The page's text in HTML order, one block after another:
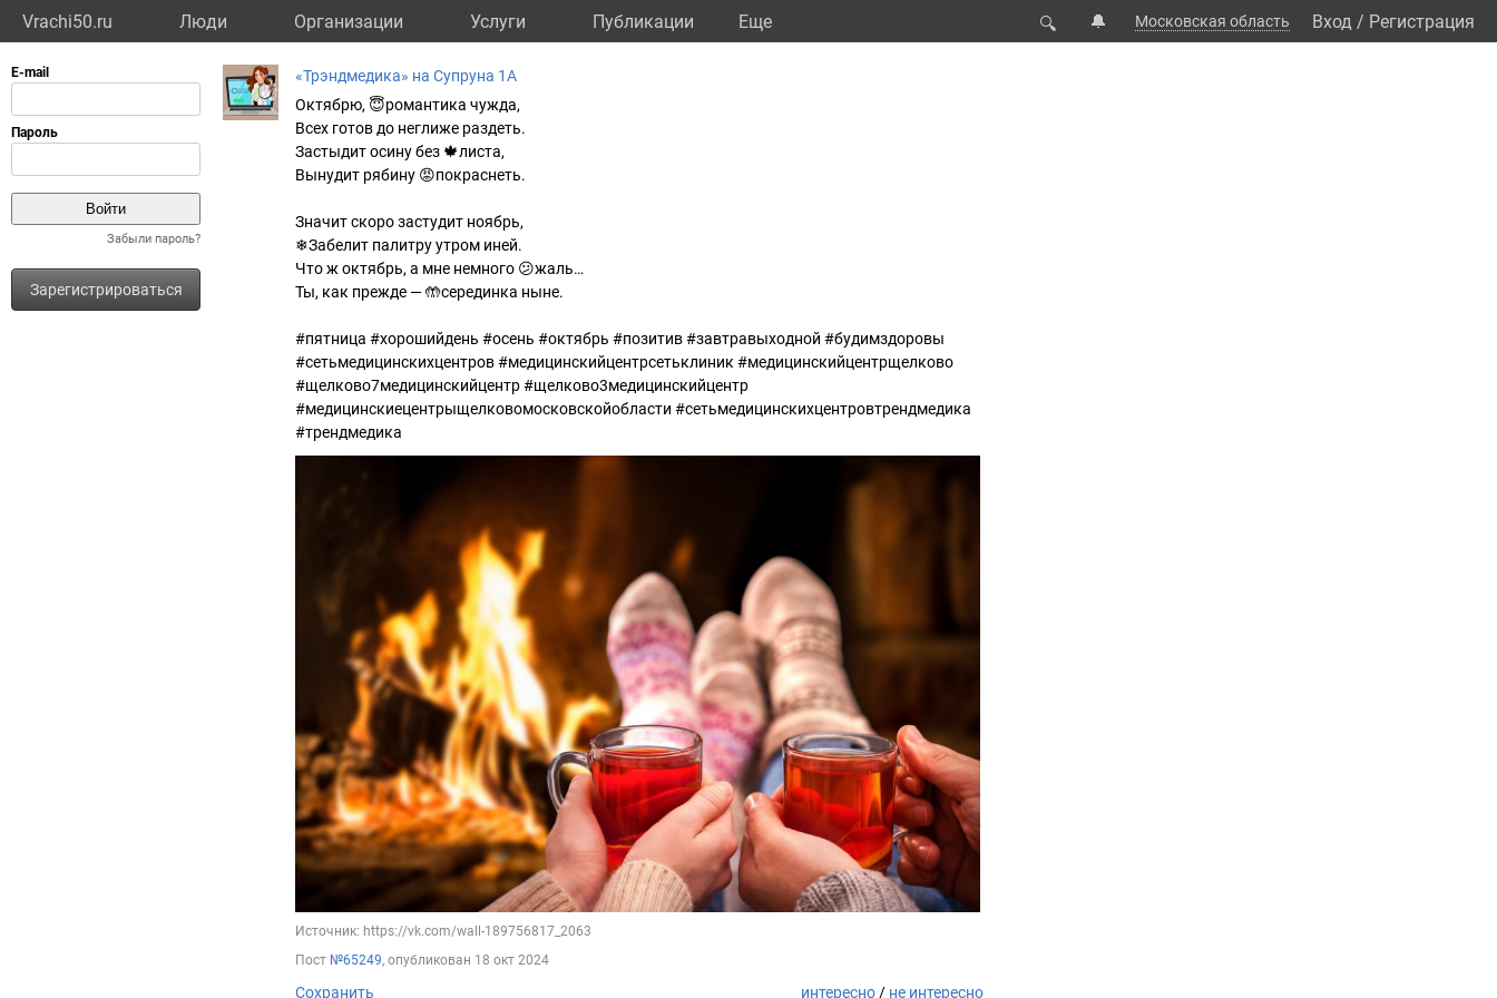
Vrachi50.ru Люди Организации Услуги Публикации Eще 🔍 🔔 Московская область Вход / Регистрация
Забыли пароль?
Зарегистрироваться
«Трэндмедика» на Супруна 1А
Октябрю, 😇романтика чужда,
Всех готов до неглиже раздеть.
Застыдит осину без 🍁листа,
Вынудит рябину 😡покраснеть.
Значит скоро застудит ноябрь,
❄Забелит палитру утром иней.
Что ж октябрь, а мне немного 😕жаль…
Ты, как прежде — 🤲серединка ныне.
#пятница #хорошийдень #осень #октябрь #позитив #завтравыходной #будимздоровы
#сетьмедицинскихцентров #медицинскийцентрсетьклиник #медицинскийцентрщелково
#щелково7медицинскийцентр #щелково3медицинскийцентр
#медицинскиецентрыщелковомосковскойобласти #сетьмедицинскихцентровтрендмедика
#трендмедика
Источник: https://vk.com/wall-189756817_2063
Пост №65249, опубликован 18 окт 2024
Сохранить интересно / не интересно